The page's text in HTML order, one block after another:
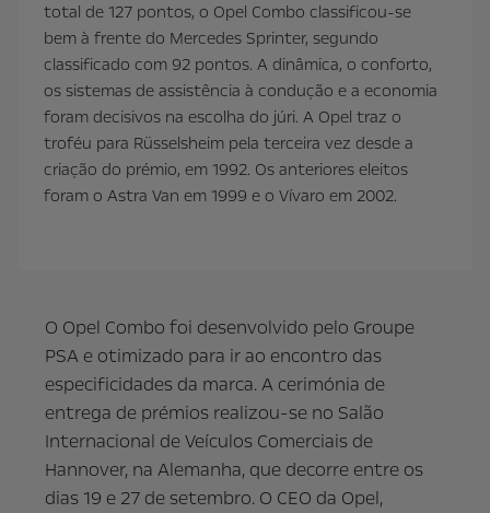
total de 127 pontos, o Opel Combo classificou-se
bem à frente do Mercedes Sprinter, segundo
classificado com 92 pontos. A dinâmica, o conforto,
os sistemas de assistência à condução e a economia
foram decisivos na escolha do júri. A Opel traz o
troféu para Rüsselsheim pela terceira vez desde a
criação do prémio, em 1992. Os anteriores eleitos
foram o Astra Van em 1999 e o Vívaro em 2002.
O Opel Combo foi desenvolvido pelo Groupe
PSA e otimizado para ir ao encontro das
especificidades da marca. A cerimónia de
entrega de prémios realizou-se no Salão
Internacional de Veículos Comerciais de
Hannover, na Alemanha, que decorre entre os
dias 19 e 27 de setembro. O CEO da Opel,